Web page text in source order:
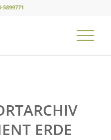
5899771
ERDE